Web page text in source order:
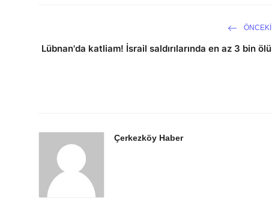
ÖNCEKI
Lübnan'da katliam! İsrail saldırılarında en az 3 bin ölü
Çerkezköy Haber